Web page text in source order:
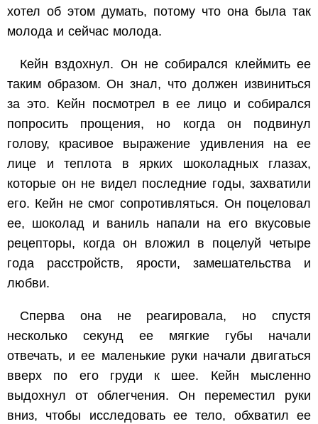
хотел об этом думать, потому что она была так
молода и сейчас молода.
Кейн вздохнул. Он не собирался клеймить ее
таким образом. Он знал, что должен извиниться
за это. Кейн посмотрел в ее лицо и собирался
попросить прощения, но когда он подвинул
голову, красивое выражение удивления на ее
лице и теплота в ярких шоколадных глазах,
которые он не видел последние годы, захватили
его. Кейн не смог сопротивляться. Он поцеловал
ее, шоколад и ваниль напали на его вкусовые
рецепторы, когда он вложил в поцелуй четыре
года расстройств, ярости, замешательства и
любви.
Сперва она не реагировала, но спустя
несколько секунд ее мягкие губы начали
отвечать, и ее маленькие руки начали двигаться
вверх по его груди к шее. Кейн мысленно
выдохнул от облегчения. Он переместил руки
вниз, чтобы исследовать ее тело, обхватил ее